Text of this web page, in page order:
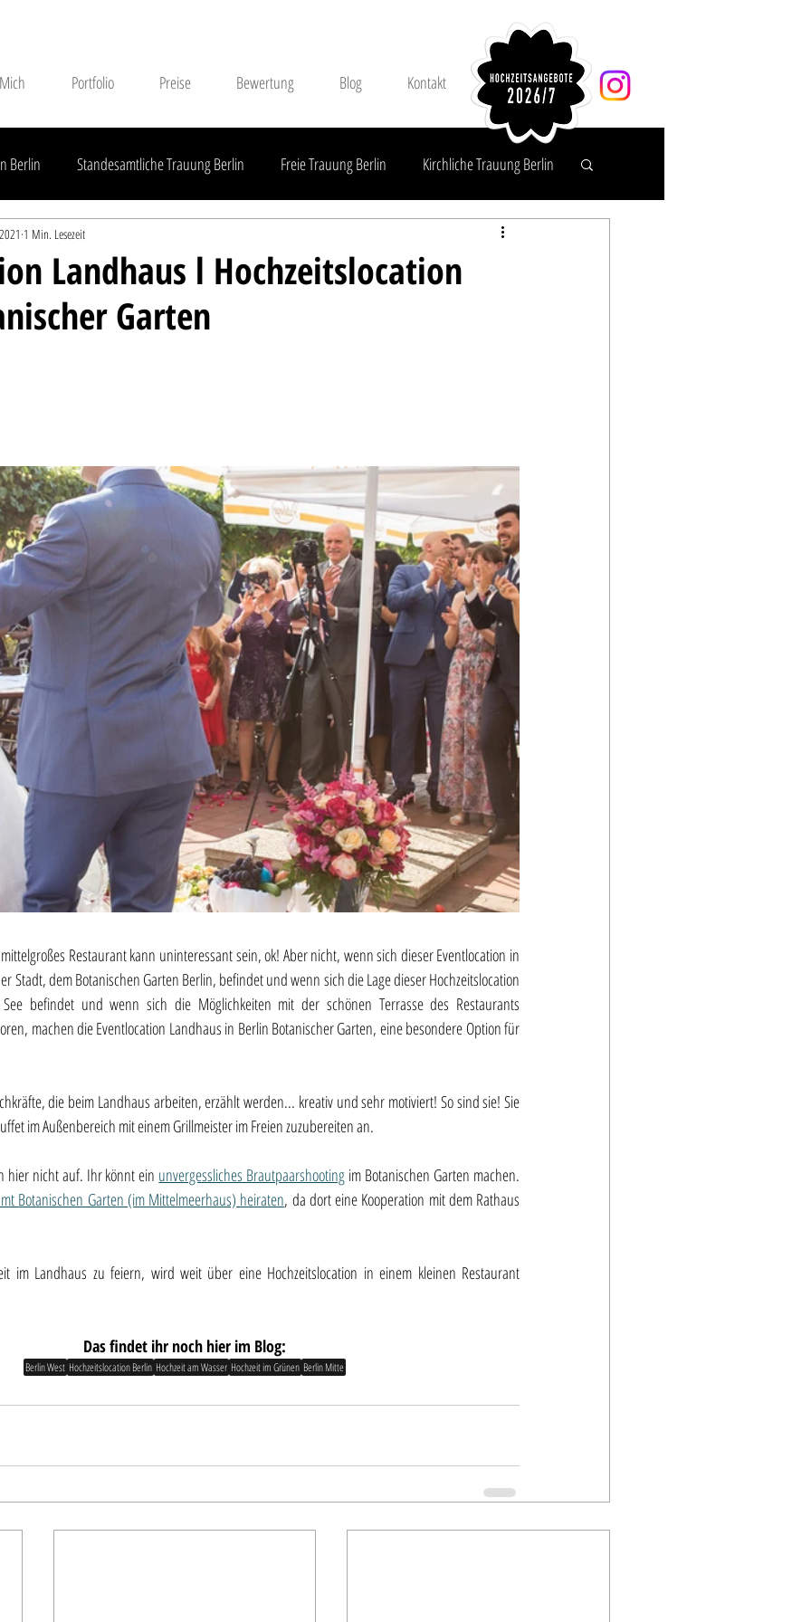
Portfolio Preise Bewertung Blog Kontakt
Berlin Standesamtliche Trauung Berlin Freie Trauung Berlin Kirchliche Trauung Berlin
Trauung Brandenburg
Außerhalb Brandenburgs Hochzeitsdienstleister
Landhaus l Hochzeitslocation
Garten
1 Min. Lesezeit
Restaurant kann uninteressant sein, ok! Aber nicht, wenn sich dieser Eventlocation in
Stadt, dem Botanischen Garten Berlin, befindet und wenn sich die Lage dieser Hochzeitslocation
befindet und wenn sich die Möglichkeiten mit der schönen Terrasse des Restaurants
machen die Eventlocation Landhaus in Berlin Botanischer Garten, eine besondere Option für
die beim Landhaus arbeiten, erzählt werden... kreativ und sehr motiviert! So sind sie! Sie
im Außenbereich mit einem Grillmeister im Freien zuzubereiten an.
hier nicht auf. Ihr könnt ein unvergessliches Brautpaarshooting im Botanischen Garten machen.
Botanischen Garten (im Mittelmeerhaus) heiraten, da dort eine Kooperation mit dem Rathaus
im Landhaus zu feiern, wird weit über eine Hochzeitslocation in einem kleinen Restaurant
Das findet ihr noch hier im Blog:
Berlin West Hochzeitslocation Berlin Hochzeit am Wasser Hochzeit im Grünen Berlin Mitte